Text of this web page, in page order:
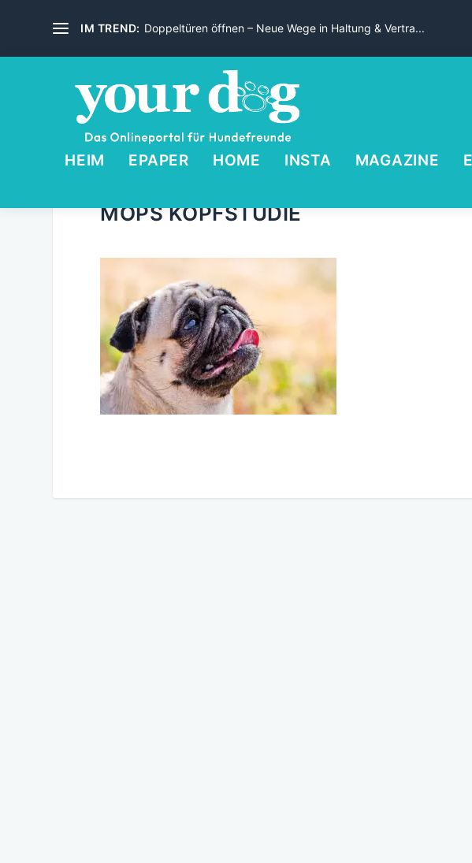
IM TREND: Doppeltüren öffnen – Neue Wege in Haltung & Vertra...
HEIM EPAPER HOME INSTA MAGAZINE
MOPS KOPFSTUDIE